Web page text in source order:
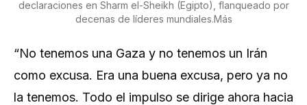
declaraciones en Sharm el-Sheikh (Egipto), flanqueado por
decenas de líderes mundiales.Más
“No tenemos una Gaza y no tenemos un Irán
como excusa. Era una buena excusa, pero ya no
la tenemos. Todo el impulso se dirige ahora hacia